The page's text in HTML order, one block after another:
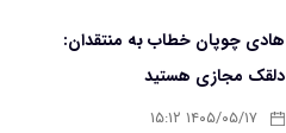
هادی چوپان خطاب به منتقدان:
دلقک مجازی هستید
۱۴۰۵/۰۵/۱۷ ۱۵:۱۲